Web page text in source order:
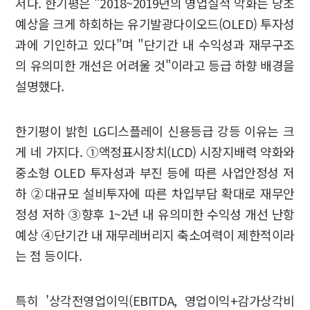
예상을 크게 하회하는 유기발광다이오드(OLED) 투자성
과에 기인하고 있다"며 "단기간 내 수익성과 재무구조
의 유의미한 개선은 어려울 것"이라고 등급 하향 배경을
설명했다.
한기평이 밝힌 LG디스플레이 신용등급 강등 이유는 크
게 네 가지다. ①액정표시장치(LCD) 시장지배력 약화와
중소형 OLED 투자성과 부진 등에 따른 사업안정성 저
하 ②대규모 설비투자에 따른 차입부담 확대로 재무안
정성 저하 ③향후 1~2년 내 유의미한 수익성 개선 난항
예상 ④단기간 내 재무레버리지 축소여력이 제한적이라
는 점 등이다.
특히 '상각전영업이익(EBITDA, 영업이익+감가상각비